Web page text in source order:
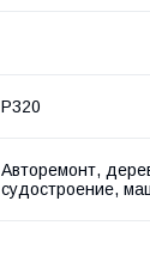
P320
Авторемонт,
судостроение,